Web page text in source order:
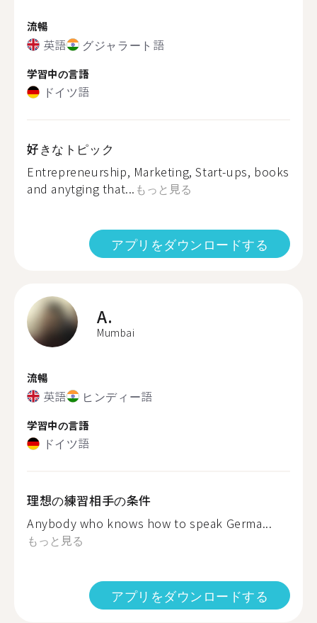
流暢
英語 グジャラート語
学習中の言語
ドイツ語
好きなトピック
Entrepreneurship, Marketing, Start-ups, books
and anytging that... もっと見る
アプリをダウンロードする
A.
Mumbai
流暢
英語 ヒンディー語
学習中の言語
ドイツ語
理想の練習相手の条件
Anybody who knows how to speak Germa...
もっと見る
アプリをダウンロードする